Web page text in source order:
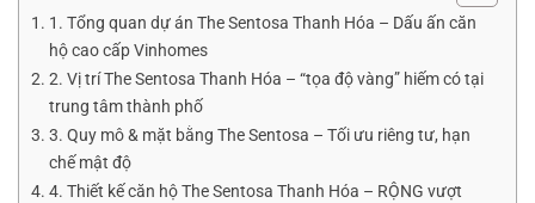
1. Tổng quan dự án The Sentosa Thanh Hóa – Dấu ấn căn
hộ cao cấp Vinhomes
2. Vị trí The Sentosa Thanh Hóa – “tọa độ vàng” hiếm có tại
trung tâm thành phố
3. Quy mô & mặt bằng The Sentosa – Tối ưu riêng tư, hạn
chế mật độ
4. Thiết kế căn hộ The Sentosa Thanh Hóa – RỘNG vượt